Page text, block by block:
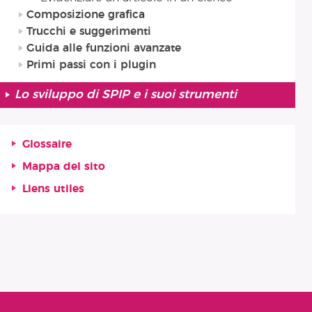
Composizione grafica
Trucchi e suggerimenti
Guida alle funzioni avanzate
Primi passi con i plugin
Lo sviluppo di SPIP e i suoi strumenti
Glossaire
Mappa del sito
Liens utiles